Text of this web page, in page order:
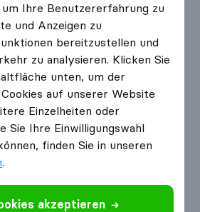
um Ihre Benutzererfahrung zu
und Anzeigen zu
bereitzustellen und
zu analysieren. Klicken Sie
unten, um der
auf unserer Website
Einzelheiten oder
Sie Ihre Einwilligungswahl
finden Sie in unseren
.
akzeptieren
Traffic in Einnahmen und
gleichzeitig beim Planen ihres
Besucher ganz einfach
bietet einfache Integration,
zu über 700 geprüften
60 Ländern.